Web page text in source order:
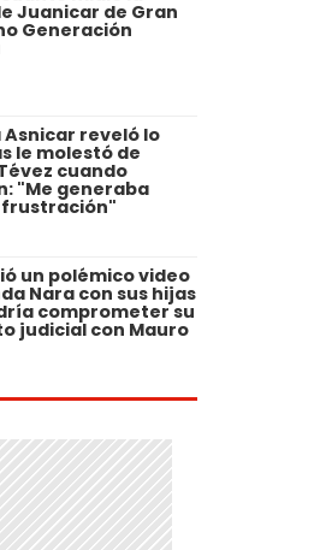
Juanicar de Gran
Generación
Asnicar reveló lo
le molestó de
cuando
"Me generaba
frustración"
un polémico video
Nara con sus hijas
comprometer su
judicial con Mauro